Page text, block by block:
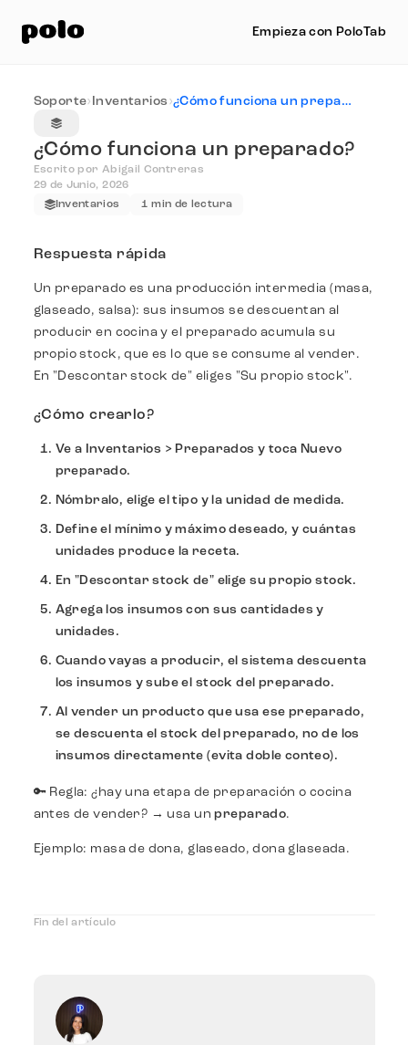
Empieza con PoloTab
Soporte› Inventarios › ¿Cómo funciona un preparado?
¿Cómo funciona un preparado?
Escrito por Abigail Contreras
29 de Junio, 2026
Inventarios
1 min de lectura
Respuesta rápida
Un preparado es una producción intermedia (masa,
glaseado, salsa): sus insumos se descuentan al
producir en cocina y el preparado acumula su
propio stock, que es lo que se consume al vender.
En "Descontar stock de" eliges "Su propio stock".
¿Cómo crearlo?
Ve a Inventarios > Preparados y toca Nuevo
preparado.
Nómbralo, elige el tipo y la unidad de medida.
Define el mínimo y máximo deseado, y cuántas
unidades produce la receta.
En "Descontar stock de" eligesu propio stock.
Agrega los insumos con sus cantidades y
unidades.
Cuando vayas a producir, el sistema descuenta
los insumos y sube el stock del preparado.
Al vender un producto que usa ese preparado,
se descuenta el stock del preparado, no de los
insumos directamente (evita doble conteo).
🔑 Regla: ¿hay una etapa de preparación o cocina
antes de vender? → usa unpreparado.
Ejemplo: masa de dona, glaseado, dona glaseada.
Fin del artículo